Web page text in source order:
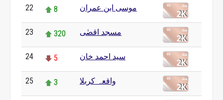
22 8 موسی ابن عمران
23 320 مسجد اقصٰی
24 5 سید احمد خان
25 3 واقعہ کربلا